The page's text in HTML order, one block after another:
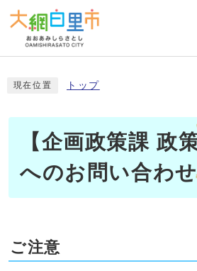
現在位置 トップ
【企画政策課 政
へのお問い合わせ
ご注意